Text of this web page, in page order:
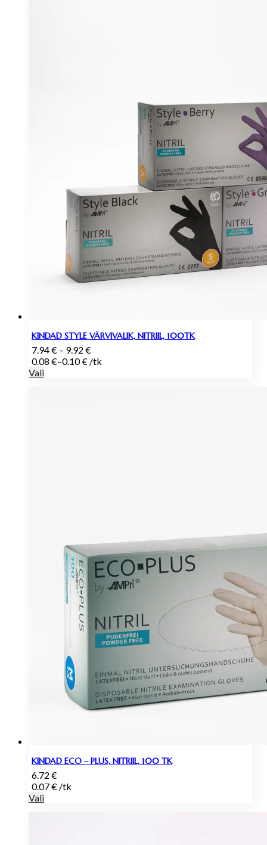
KINDAD STYLE VÄRVIVALIK, NITRIIL, 100TK
7.94€ – 9.92 €Hinnavahemik:
7.94 €
0.08 €–0.10€ /tk
Vali
KINDAD ECO – PLUS, NITRIIL, 100 TK
6.72 €
0.07€ /tk
Vali